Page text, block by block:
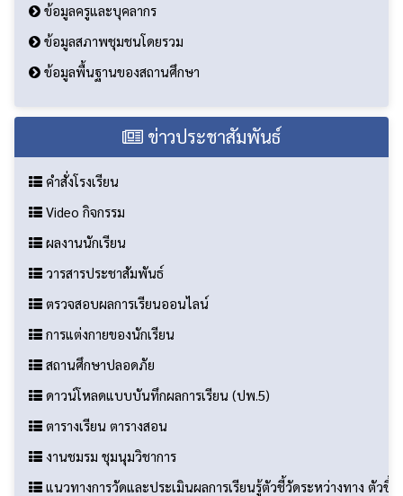
ข้อมูลครูและบุคลากร
ข้อมูลสภาพชุมชนโดยรวม
ข้อมูลพื้นฐานของสถานศึกษา
ข่าวประชาสัมพันธ์
คำสั่งโรงเรียน
Video กิจกรรม
ผลงานนักเรียน
วารสารประชาสัมพันธ์
ตรวจสอบผลการเรียนออนไลน์
การแต่งกายของนักเรียน
สถานศึกษาปลอดภัย
ดาวน์โหลดแบบบันทึกผลการเรียน (ปพ.5)
ตารางเรียน ตารางสอน
งานชมรม ชุมนุมวิชาการ
แนวทางการวัดและประเมินผลการเรียนรู้ตัวชี้วัดระหว่างทาง ตัวชี้